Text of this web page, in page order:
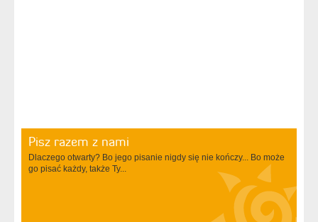
Pisz razem z nami
Dlaczego otwarty? Bo jego pisanie nigdy się nie kończy... Bo może
go pisać każdy, także Ty...